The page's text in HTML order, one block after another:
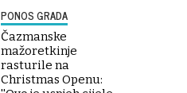
PONOS GRADA
Čazmanske
mažoretkinje
rasturile na
Christmas Openu: